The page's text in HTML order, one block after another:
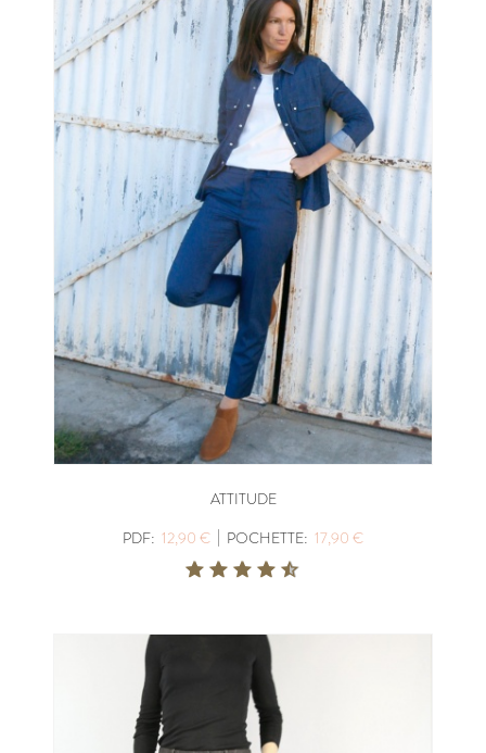
ATTITUDE
PDF: 12,90 € | POCHETTE: 17,90 €